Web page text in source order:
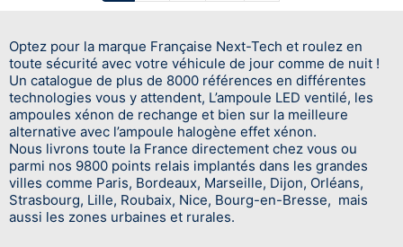
Optez pour la marque Française Next-Tech et roulez en
toute sécurité avec votre véhicule de jour comme de nuit !
Un catalogue de plus de 8000 références en différentes
technologies vous y attendent, L’ampoule LED ventilé, les
ampoules xénon de rechange et bien sur la meilleure
alternative avec l’ampoule halogène effet xénon.
Nous livrons toute la France directement chez vous ou
parmi nos 9800 points relais implantés dans les grandes
villes comme Paris, Bordeaux, Marseille, Dijon, Orléans,
Strasbourg, Lille, Roubaix, Nice, Bourg-en-Bresse, mais
aussi les zones urbaines et rurales.